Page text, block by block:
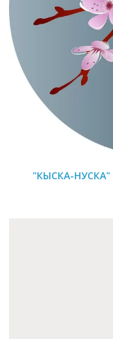
"КЫСКА-НУСКА"